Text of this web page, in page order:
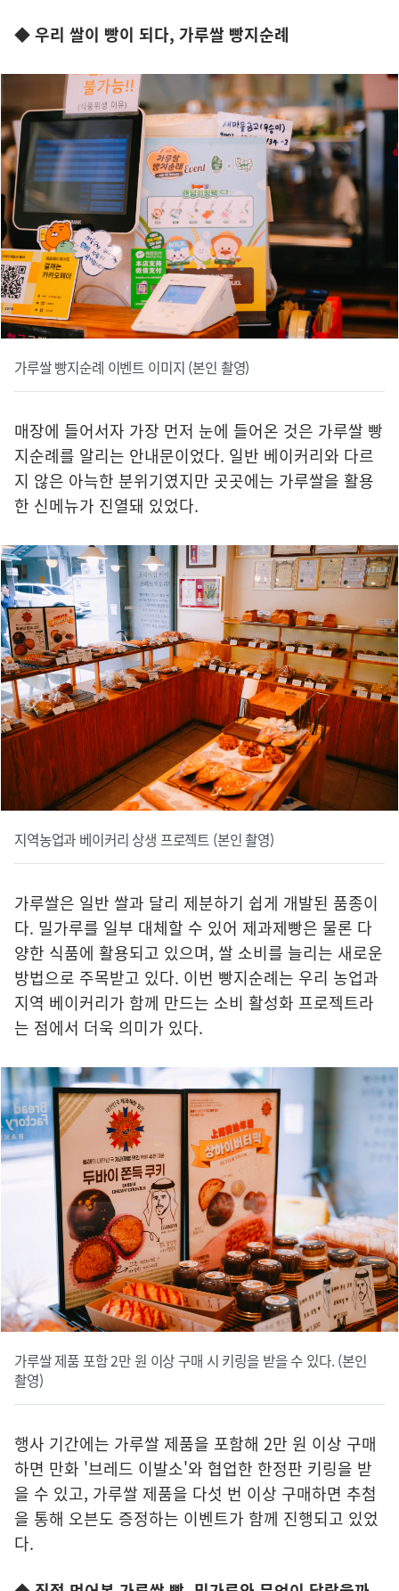
◆ 우리 쌀이 빵이 되다, 가루쌀 빵지순례
가루쌀 빵지순례 이벤트 이미지 (본인 촬영)
매장에 들어서자 가장 먼저 눈에 들어온 것은 가루쌀 빵
지순례를 알리는 안내문이었다. 일반 베이커리와 다르
지 않은 아늑한 분위기였지만 곳곳에는 가루쌀을 활용
한 신메뉴가 진열돼 있었다.
지역농업과 베이커리 상생 프로젝트 (본인 촬영)
가루쌀은 일반 쌀과 달리 제분하기 쉽게 개발된 품종이
다. 밀가루를 일부 대체할 수 있어 제과제빵은 물론 다
양한 식품에 활용되고 있으며, 쌀 소비를 늘리는 새로운
방법으로 주목받고 있다. 이번 빵지순례는 우리 농업과
지역 베이커리가 함께 만드는 소비 활성화 프로젝트라
는 점에서 더욱 의미가 있다.
가루쌀 제품 포함 2만 원 이상 구매 시 키링을 받을 수 있다. (본인
촬영)
행사 기간에는 가루쌀 제품을 포함해 2만 원 이상 구매
하면 만화 '브레드 이발소'와 협업한 한정판 키링을 받
을 수 있고, 가루쌀 제품을 다섯 번 이상 구매하면 추첨
을 통해 오븐도 증정하는 이벤트가 함께 진행되고 있었
다.